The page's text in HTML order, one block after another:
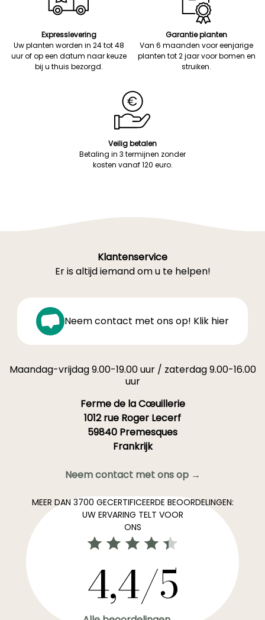
Expresslevering
Uw planten worden in 24 tot 48
uur of op een datum naar keuze
bij u thuis bezorgd.
Garantie planten
Van 6 maanden voor eenjarige
planten tot 2 jaar voor bomen en
struiken.
Veilig betalen
Betaling in 3 termijnen zonder
kosten vanaf 120 euro.
Klantenservice
Er is altijd iemand om u te helpen!
Neem contact met ons op! Klik hier
Maandag-vrijdag 9.00-19.00 uur / zaterdag 9.00-16.00
uur
Ferme de la Cœuillerie
1012 rue Roger Lecerf
59840 Premesques
Frankrijk
Neem contact met ons op →
MEER DAN 3700 GECERTIFICEERDE BEOORDELINGEN:
UW ERVARING TELT VOOR
ONS
4,4/5